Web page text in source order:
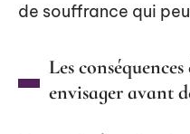
de souffrance qui
Les
envisager avant